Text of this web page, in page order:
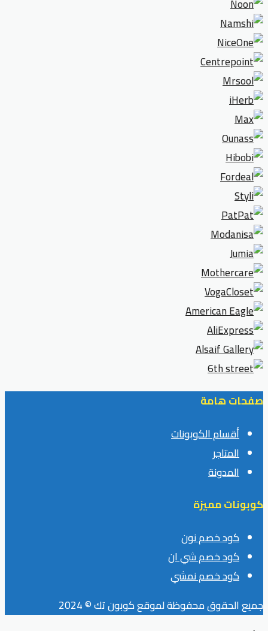
صفحات هامة
أقسام الكوبونات
المتاجر
المدونة
كوبونات مميزة
كود خصم نون
كود خصم شي ان
كود خصم نمشي
جميع الحقوق محفوظة لموقع كوبون تك © 2024